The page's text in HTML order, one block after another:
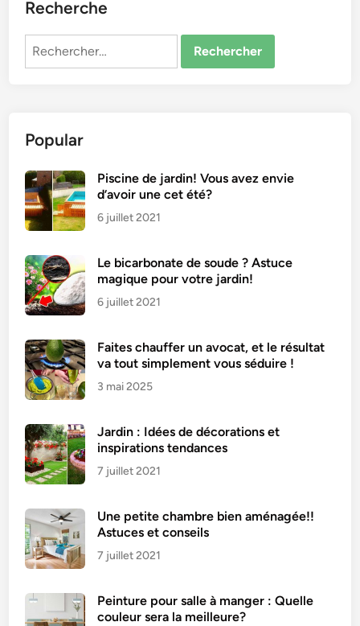
Recherche
Rechercher :
Popular
Piscine de jardin! Vous avez envie
d’avoir une cet été?
6 juillet 2021
Le bicarbonate de soude ? Astuce
magique pour votre jardin!
6 juillet 2021
Faites chauffer un avocat, et le résultat
va tout simplement vous séduire !
3 mai 2025
Jardin : Idées de décorations et
inspirations tendances
7 juillet 2021
Une petite chambre bien aménagée!!
Astuces et conseils
7 juillet 2021
Peinture pour salle à manger : Quelle
couleur sera la meilleure?